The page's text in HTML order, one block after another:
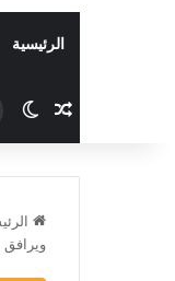
الرئيسية
مقال
ويرافق